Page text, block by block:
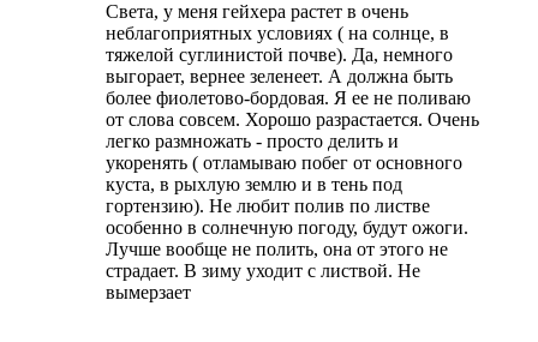
Света, у меня гейхера растет в очень
неблагоприятных условиях ( на солнце, в
тяжелой суглинистой почве). Да, немного
выгорает, вернее зеленеет. А должна быть
более фиолетово-бордовая. Я ее не поливаю
от слова совсем. Хорошо разрастается. Очень
легко размножать - просто делить и
укоренять ( отламываю побег от основного
куста, в рыхлую землю и в тень под
гортензию). Не любит полив по листве
особенно в солнечную погоду, будут ожоги.
Лучше вообще не полить, она от этого не
страдает. В зиму уходит с листвой. Не
вымерзает